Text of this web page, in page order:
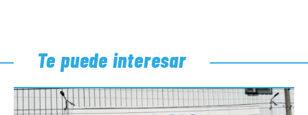
Te puede interesar